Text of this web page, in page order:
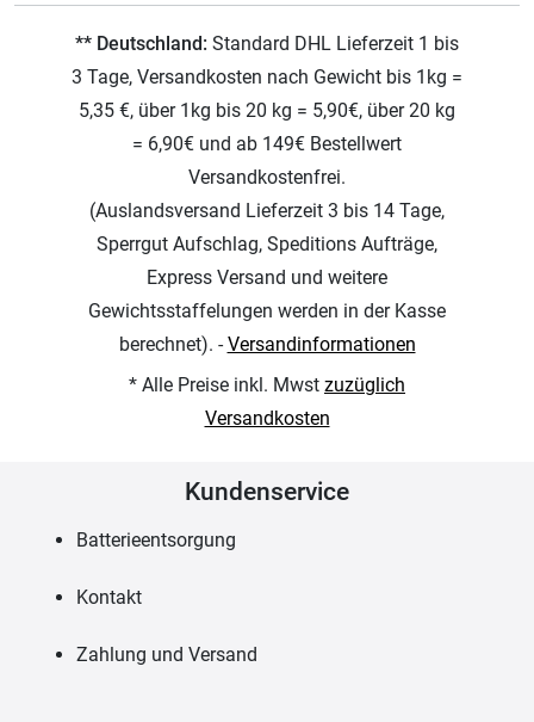
** Deutschland: Standard DHL Lieferzeit 1 bis
3 Tage, Versandkosten nach Gewicht bis 1kg =
5,35 €, über 1kg bis 20 kg = 5,90€, über 20 kg
= 6,90€ und ab 149€ Bestellwert
Versandkostenfrei.
(Auslandsversand Lieferzeit 3 bis 14 Tage,
Sperrgut Aufschlag, Speditions Aufträge,
Express Versand und weitere
Gewichtsstaffelungen werden in der Kasse
berechnet). -Versandinformationen
* Alle Preise inkl. Mwst zuzüglich
Versandkosten
Kundenservice
Batterieentsorgung
Kontakt
Zahlung und Versand